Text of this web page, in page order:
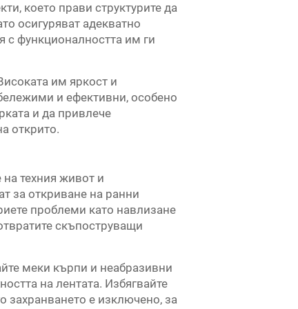
което прави структурите да
осигуряват адекватно
с функционалността им ги
им яркост и
и ефективни, особено
и да привлече
открито.
техния живот и
за откриване на ранни
проблеми като навлизане
скъпоструващи
меки кърпи и неабразивни
на лентата. Избягвайте
захранването е изключено, за